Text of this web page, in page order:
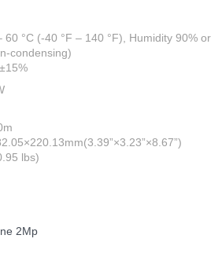
60 °C (-40 °F – 140 °F), Humidity 90% or
condensing)
lbs)
2Mp